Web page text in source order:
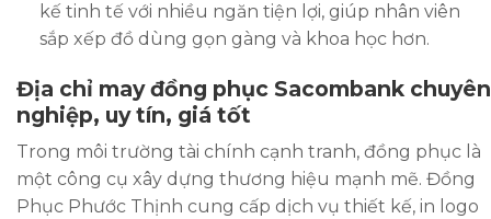
kế tinh tế với nhiều ngăn tiện lợi, giúp nhân viên
sắp xếp đồ dùng gọn gàng và khoa học hơn.
Địa chỉ may đồng phục Sacombank chuyên
nghiệp, uy tín, giá tốt
Trong môi trường tài chính cạnh tranh, đồng phục là
một công cụ xây dựng thương hiệu mạnh mẽ. Đồng
Phục Phước Thịnh cung cấp dịch vụ thiết kế, in logo